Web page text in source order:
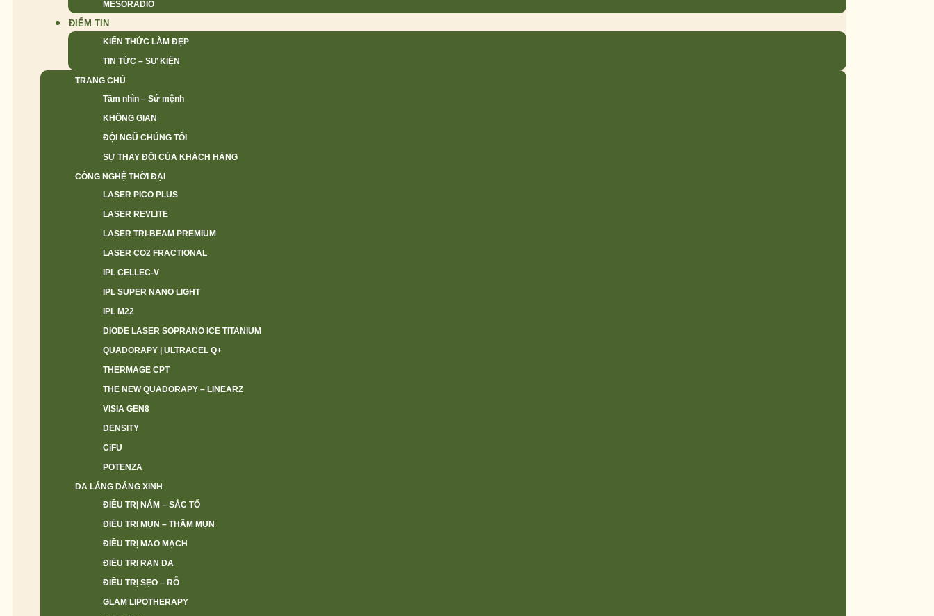
MESORADIO
ĐIỂM TIN
KIẾN THỨC LÀM ĐẸP
TIN TỨC – SỰ KIỆN
TRANG CHỦ
Tầm nhìn – Sứ mệnh
KHÔNG GIAN
ĐỘI NGŨ CHÚNG TÔI
SỰ THAY ĐỔI CỦA KHÁCH HÀNG
CÔNG NGHỆ THỜI ĐẠI
LASER PICO PLUS
LASER REVLITE
LASER TRI-BEAM PREMIUM
LASER CO2 FRACTIONAL
IPL CELLEC-V
IPL SUPER NANO LIGHT
IPL M22
DIODE LASER SOPRANO ICE TITANIUM
QUADORAPY | ULTRACEL Q+
THERMAGE CPT
THE NEW QUADORAPY – LINEARZ
VISIA GEN8
DENSITY
CiFU
POTENZA
DA LÁNG DÁNG XINH
ĐIỀU TRỊ NÁM – SẮC TỐ
ĐIỀU TRỊ MỤN – THÂM MỤN
ĐIỀU TRỊ MAO MẠCH
ĐIỀU TRỊ RẠN DA
ĐIỀU TRỊ SẸO – RỖ
GLAM LIPOTHERAPY